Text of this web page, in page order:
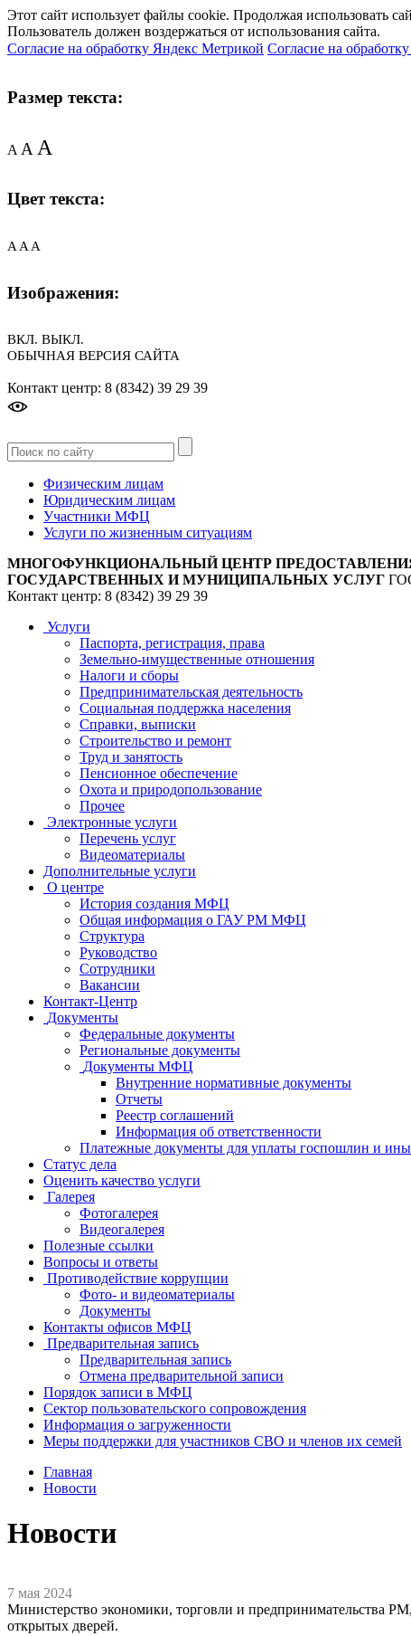
Этот сайт использует файлы cookie. Продолжая использовать
Пользователь должен воздержаться от использования сайта.
Согласие на обработку Яндекс Метрикой Согласие на
Размер текста:
AAA
Цвет текста:
A A A
Изображения:
ВКЛ. ВЫКЛ.
ОБЫЧНАЯ ВЕРСИЯ САЙТА
Контакт центр: 8 (8342) 39 29 39
Физическим лицам
Юридическим лицам
Участники МФЦ
Услуги по жизненным ситуациям
МНОГОФУНКЦИОНАЛЬНЫЙ ЦЕНТР
ГОСУДАРСТВЕННЫХ И МУНИЦИПАЛЬНЫХ УСЛУГ
Контакт центр: 8 (8342) 39 29 39
Услуги
Паспорта, регистрация, права
Земельно-имущественные отношения
Налоги и сборы
Предпринимательская деятельность
Социальная поддержка населения
Справки, выписки
Строительство и ремонт
Труд и занятость
Пенсионное обеспечение
Охота и природопользование
Прочее
Электронные услуги
Перечень услуг
Видеоматериалы
Дополнительные услуги
О центре
История создания МФЦ
Общая информация о ГАУ РМ МФЦ
Структура
Руководство
Сотрудники
Вакансии
Контакт-Центр
Документы
Федеральные документы
Региональные документы
Документы МФЦ
Внутренние нормативные документы
Отчеты
Реестр соглашений
Информация об ответственности
Платежные документы для уплаты госпошлин и
Статус дела
Оценить качество услуги
Галерея
Фотогалерея
Видеогалерея
Полезные ссылки
Вопросы и ответы
Противодействие коррупции
Фото- и видеоматериалы
Документы
Контакты офисов МФЦ
Предварительная запись
Предварительная запись
Отмена предварительной записи
Порядок записи в МФЦ
Сектор пользовательского сопровождения
Информация о загруженности
Меры поддержки для участников СВО и членов их семей
Главная
Новости
Новости
7 мая 2024
Министерство экономики, торговли и предпринимательства
открытых дверей.